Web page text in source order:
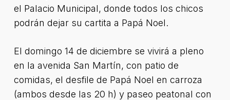
el Palacio Municipal, donde todos los chicos
podrán dejar su cartita a Papá Noel.
El domingo 14 de diciembre se vivirá a pleno
en la avenida San Martín, con patio de
comidas, el desfile de Papá Noel en carroza
(ambos desde las 20 h) y paseo peatonal con